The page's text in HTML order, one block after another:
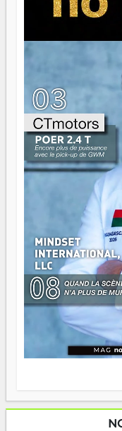
serait passer à côté
brûle fort — et
direction peut
là que les aînés
gouvernail, mais
ont la force, les
n'est pas un
d'équipage.
Surtout vos
n'importe quel
Il faut juste
même sens.